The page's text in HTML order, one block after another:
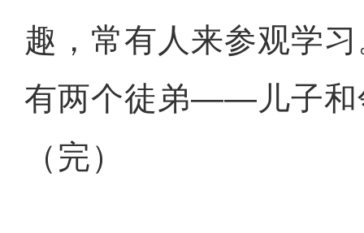
趣，常有人来参观学
有两个徒弟——儿子和
（完）